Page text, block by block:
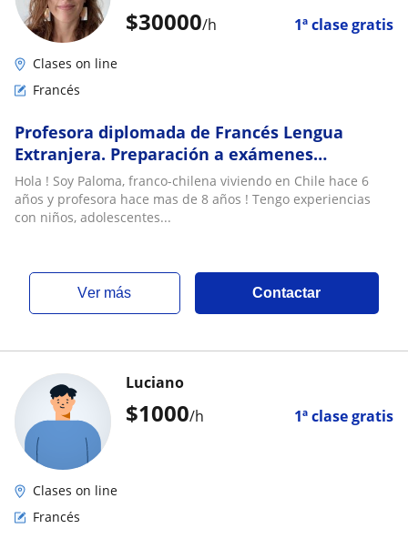
$30000/h 1ª clase gratis
Clases on line
Francés
Profesora diplomada de Francés Lengua
Extranjera. Preparación a exámenes
DELF/DALF/TEF/TCF
Hola ! Soy Paloma, franco-chilena viviendo en Chile hace 6
años y profesora hace mas de 8 años ! Tengo experiencias
con niños, adolescentes...
ver más Contactar
$1000/h 1ª clase gratis
Luciano
Clases on line
Francés